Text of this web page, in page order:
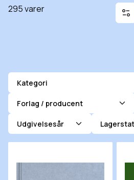
Filtrering
295 varer
Kategori
Forlag / producent
Udgivelsesår
Lagerstatus